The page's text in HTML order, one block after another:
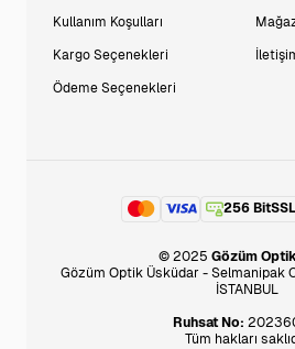
Kullanım Koşulları
Kargo Seçenekleri
Ödeme Seçenekleri
256 BitSSL
© 2025 Gözüm
Gözüm Optik Üsküdar - Selmanipak
İSTANBUL
Ruhsat No:
Tüm hakları